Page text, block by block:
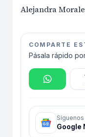
Alejandra
COMPARTE
Pásala rápido
Síguenos
Google